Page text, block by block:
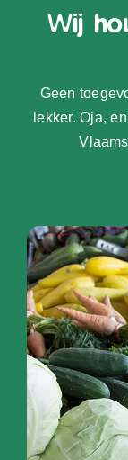
Wij
Geen
lekker. Oja,